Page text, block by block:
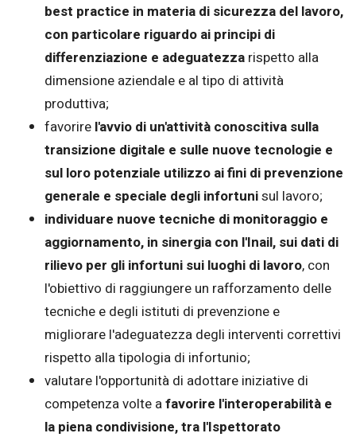
best practice in materia di sicurezza del lavoro,
con particolare riguardo ai principi di
differenziazione e adeguatezza rispetto alla
dimensione aziendale e al tipo di attività
produttiva;
favorire l'avvio di un'attività conoscitiva sulla
transizione digitale e sulle nuove tecnologie e
sul loro potenziale utilizzo ai fini di prevenzione
generale e speciale degli infortunisul lavoro;
individuare nuove tecniche di monitoraggio e
aggiornamento, in sinergia con l'Inail, sui dati di
rilievo per gli infortuni sui luoghi di lavoro, con
l'obiettivo di raggiungere un rafforzamento delle
tecniche e degli istituti di prevenzione e
migliorare l'adeguatezza degli interventi correttivi
rispetto alla tipologia di infortunio;
valutare l'opportunità di adottare iniziative di
competenza volte afavorire l'interoperabilità e
la piena condivisione, tra l'Ispettorato